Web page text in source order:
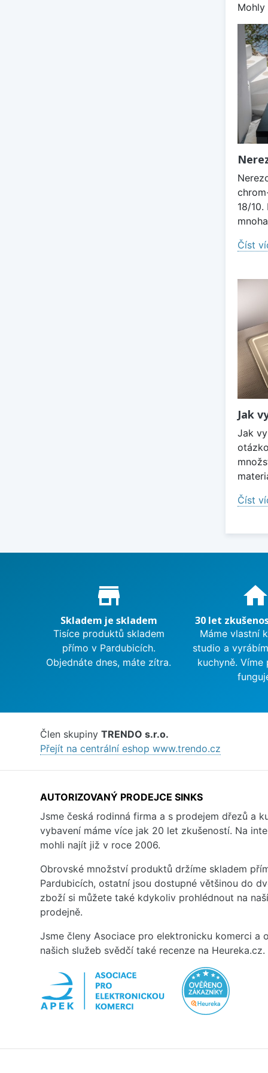
18/
Číst
Jak
Jak
Číst
Proč nakupovat u nás?
store_mall_directory
Skladem je skladem
Tisíce produktů skladem
přímo v Pardubicích.
Objednáte dnes, máte zítra.
30 let
Máme vlastní
studio a
kuchyně. Víme
Člen skupiny TRENDO s.r.o.
Přejít na centrální eshop www.trendo.cz
AUTORIZOVANÝ PRODEJCE SINKS
Jsme česká rodinná firma a s prodejem dřezů a
vybavení máme více jak 20 let zkušeností. Na
mohli najít již v roce 2006.
Obrovské množství produktů držíme skladem
Pardubicích, ostatní jsou dostupné většinou do
zboží si můžete také kdykoliv prohlédnout na
prodejně.
Jsme členy Asociace pro elektronicku komerci a
našich služeb svědčí také recenze na Heureka.cz.